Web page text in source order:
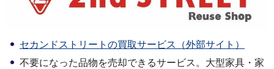
セカンドストリートの買取サービス（外部サイト）
不要になった品物を売却できるサービス。大型家具・家